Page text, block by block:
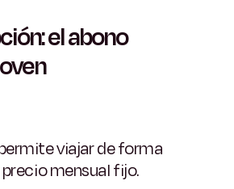
el abono
viajar de forma
mensual fijo.